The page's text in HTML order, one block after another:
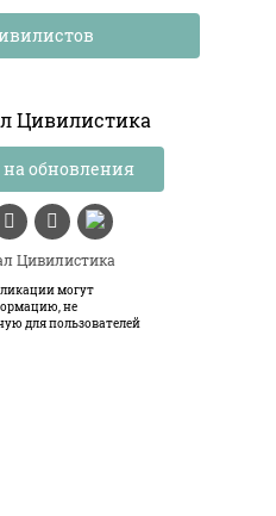
обновления
Цивилистика
могут
не
для пользователей